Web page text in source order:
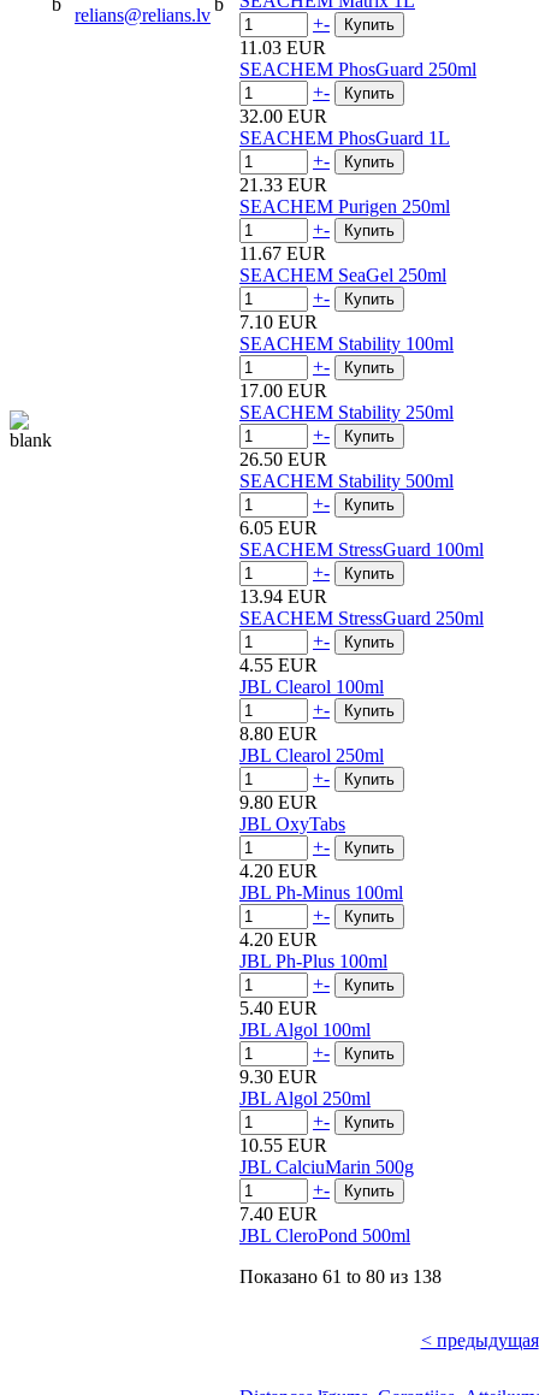
relians@relians.lv
+-
11.03 EUR
SEACHEM PhosGuard 250ml
+-
32.00 EUR
SEACHEM PhosGuard 1L
+-
21.33 EUR
SEACHEM Purigen 250ml
+-
11.67 EUR
SEACHEM SeaGel 250ml
+-
7.10 EUR
SEACHEM Stability 100ml
+-
17.00 EUR
SEACHEM Stability 250ml
+-
26.50 EUR
SEACHEM Stability 500ml
+-
6.05 EUR
SEACHEM StressGuard 100ml
+-
13.94 EUR
SEACHEM StressGuard 250ml
+-
4.55 EUR
JBL Clearol 100ml
+-
8.80 EUR
JBL Clearol 250ml
+-
9.80 EUR
JBL OxyTabs
+-
4.20 EUR
JBL Ph-Minus 100ml
+-
4.20 EUR
JBL Ph-Plus 100ml
+-
5.40 EUR
JBL Algol 100ml
+-
9.30 EUR
JBL Algol 250ml
+-
10.55 EUR
JBL CalciuMarin 500g
+-
7.40 EUR
JBL CleroPond 500ml
Показано 61 to 80 из 138
< предыдущая